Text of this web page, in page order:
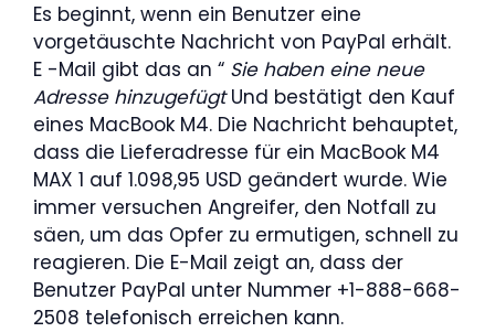
Es beginnt, wenn ein Benutzer eine
vorgetäuschte Nachricht von PayPal erhält.
E -Mail gibt das an “ Sie haben eine neue
Adresse hinzugefügtUnd bestätigt den Kauf
eines MacBook M4. Die Nachricht behauptet,
dass die Lieferadresse für ein MacBook M4
MAX 1 auf 1.098,95 USD geändert wurde. Wie
immer versuchen Angreifer, den Notfall zu
säen, um das Opfer zu ermutigen, schnell zu
reagieren. Die E-Mail zeigt an, dass der
Benutzer PayPal unter Nummer +1-888-668-
2508 telefonisch erreichen kann.